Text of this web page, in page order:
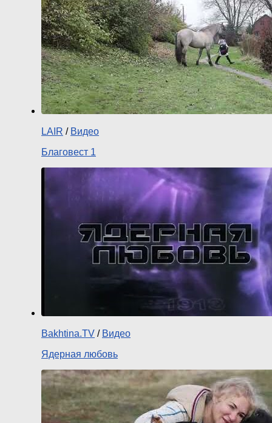
LAIR / Видео
Благовест 1
Bakhtina.TV / Видео
Ядерная любовь